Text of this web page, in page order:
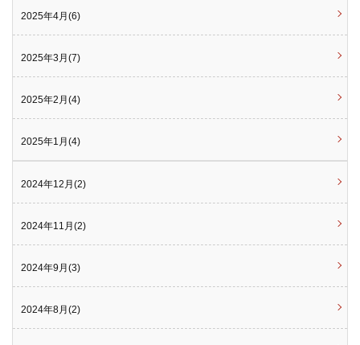
2025年4月(6)
2025年3月(7)
2025年2月(4)
2025年1月(4)
2024年12月(2)
2024年11月(2)
2024年9月(3)
2024年8月(2)